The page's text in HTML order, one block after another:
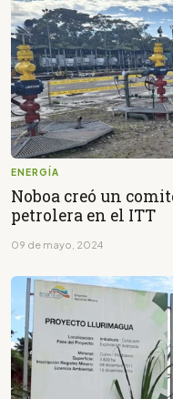
ENERGÍA
Noboa creó un
petrolera en el ITT
09 de mayo, 2024